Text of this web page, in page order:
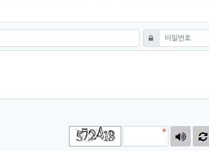
비밀번호필수